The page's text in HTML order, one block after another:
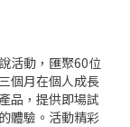
活動，匯聚60位
個月在個人成長
品，提供即場試
體驗。活動精彩